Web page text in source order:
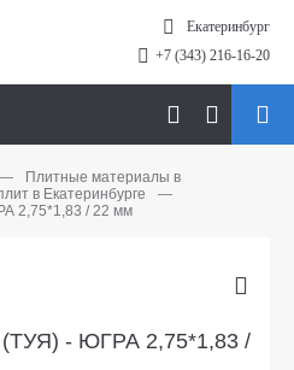
Екатеринбург
+7 (343) 216-16-20
—
Плитные материалы в
в Екатеринбурге
—
2,75*1,83 / 22 мм
- ЮГРА 2,75*1,83 /